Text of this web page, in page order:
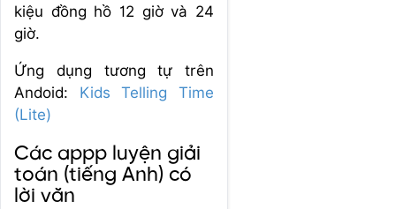
kiệu đồng hồ 12 giờ và 24
giờ.
Ứng dụng tương tự trên
Andoid: Kids Telling Time
(Lite)
Các appp luyện giải
toán (tiếng Anh) có
lời văn